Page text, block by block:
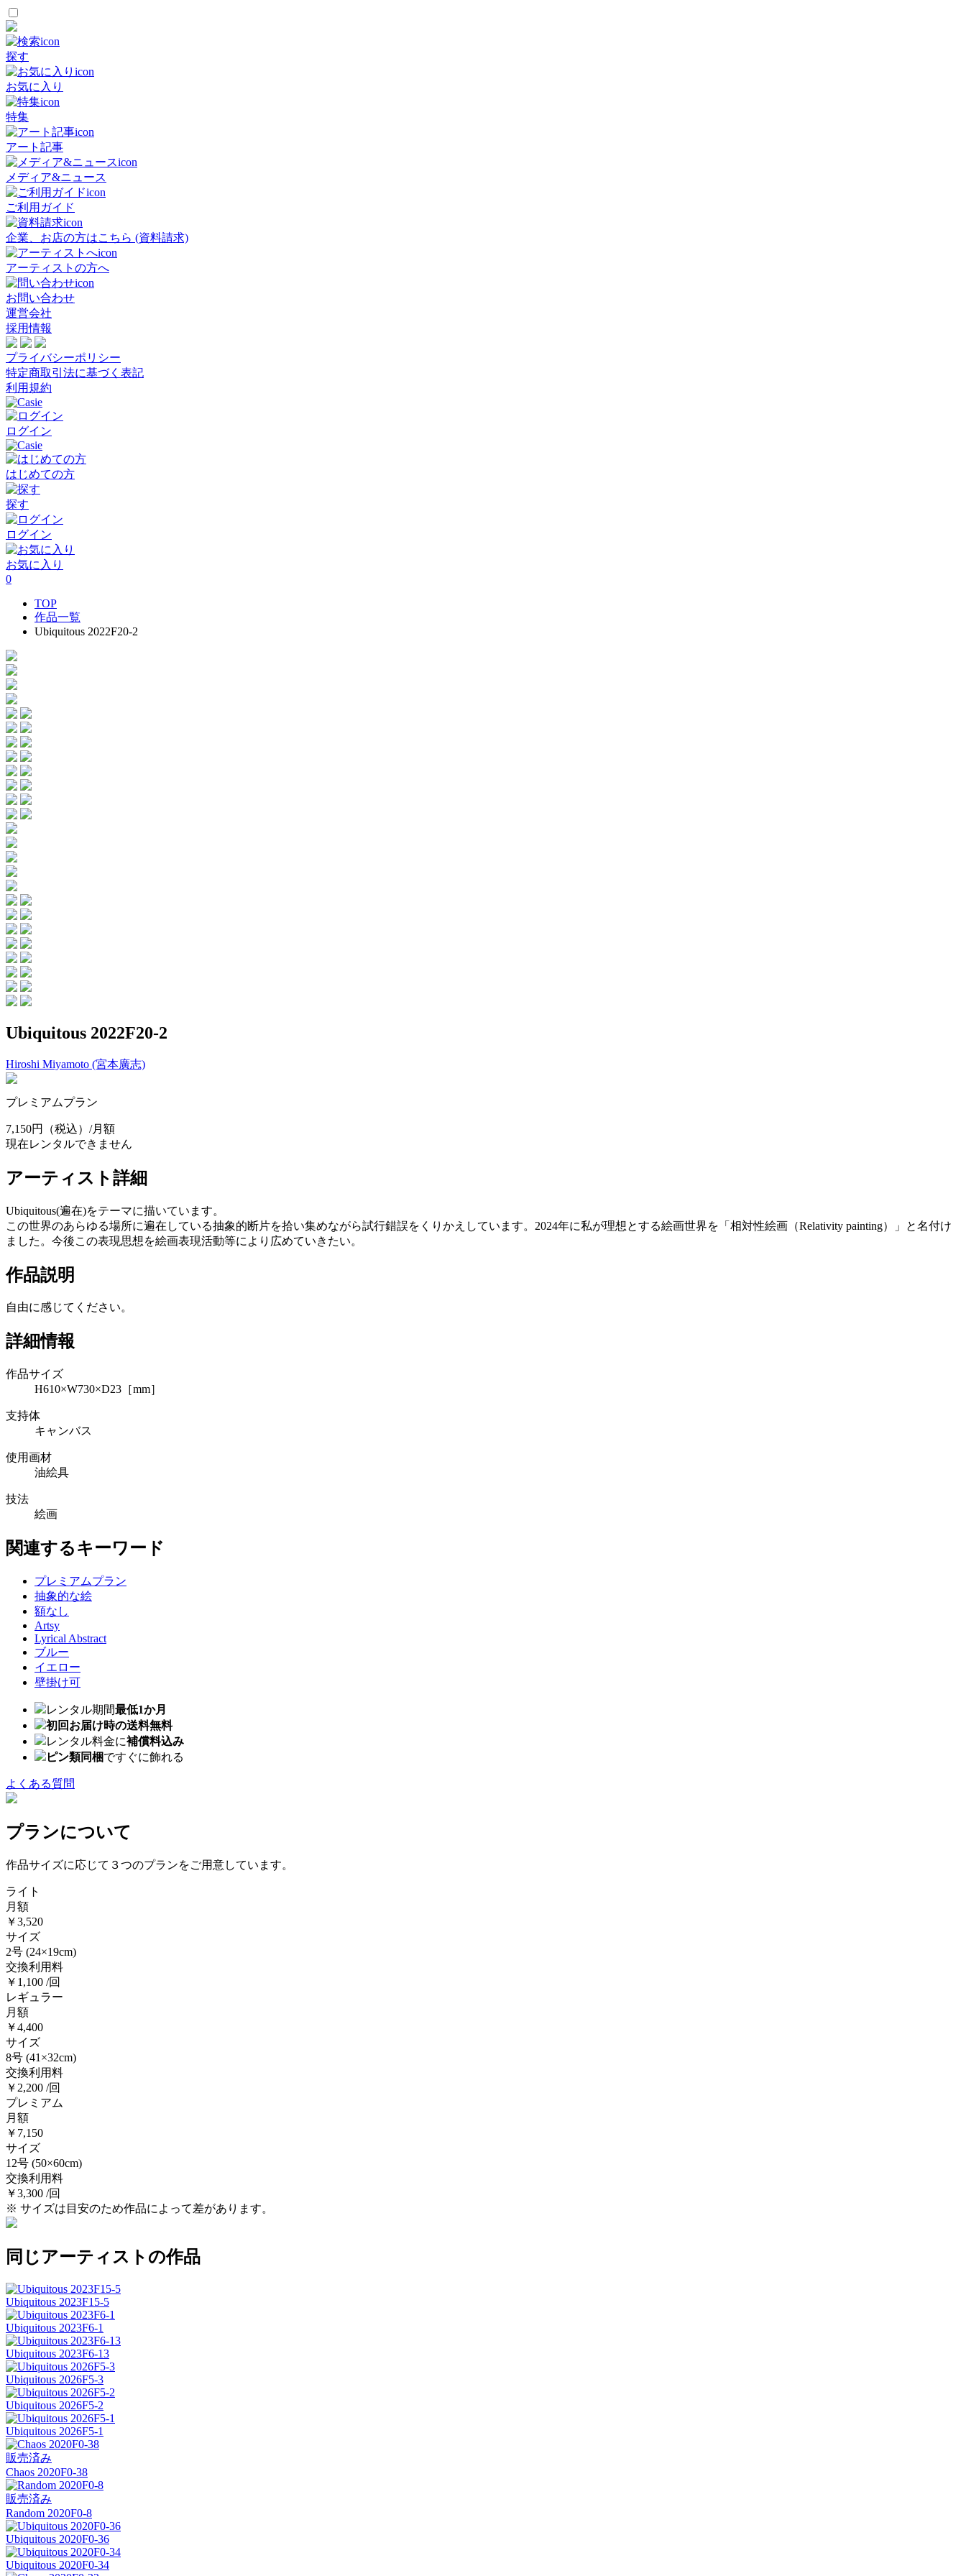
探す
お気に入り
特集
アート記事
メディア&ニュース
ご利用ガイド
企業、お店の方はこちら (資料請求)
アーティストの方へ
お問い合わせ
運営会社
採用情報
プライバシーポリシー
特定商取引法に基づく表記
利用規約
ログイン
はじめての方
探す
ログイン
お気に入り
0
TOP
作品一覧
Ubiquitous 2022F20-2
Ubiquitous 2022F20-2
Hiroshi Miyamoto (宮本廣志)
プレミアムプラン
7,150円
（税込）/月額
現在レンタルできません
アーティスト詳細
Ubiquitous(遍在)をテーマに描いています。
この世界のあらゆる場所に遍在している抽象的断片を拾い集めながら試行錯誤をくりかえしています。2024年に私が理想とする絵画世界を「相対性絵画（Relativity painting）」と名付け
ました。今後この表現思想を絵画表現活動等により広めていきたい。
作品説明
自由に感じてください。
詳細情報
作品サイズ
H610×W730×D23［mm］
支持体
キャンバス
使用画材
油絵具
技法
絵画
関連するキーワード
プレミアムプラン
抽象的な絵
額なし
Artsy
Lyrical Abstract
ブルー
イエロー
壁掛け可
レンタル期間最低1か月
初回お届け時の送料無料
レンタル料金に補償料込み
ピン類同梱ですぐに飾れる
よくある質問
プランについて
作品サイズに応じて３つのプランをご用意しています。
ライト
月額
￥3,520
サイズ
2号 (24×19cm)
交換利用料
￥1,100 /回
レギュラー
月額
￥4,400
サイズ
8号 (41×32cm)
交換利用料
￥2,200 /回
プレミアム
月額
￥7,150
サイズ
12号 (50×60cm)
交換利用料
￥3,300 /回
※ サイズは目安のため作品によって差があります。
同じアーティストの作品
Ubiquitous 2023F15-5
Ubiquitous 2023F6-1
Ubiquitous 2023F6-13
Ubiquitous 2026F5-3
Ubiquitous 2026F5-2
Ubiquitous 2026F5-1
販売済み
Chaos 2020F0-38
販売済み
Random 2020F0-8
Ubiquitous 2020F0-36
Ubiquitous 2020F0-34